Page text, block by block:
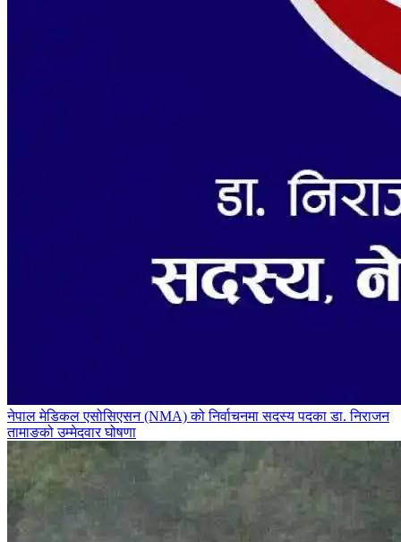
नेपाल मेडिकल एसोसिएसन (NMA) को निर्वाचनमा सदस्य पदका डा. निराजन
तामाङको उम्मेदवार घोषणा